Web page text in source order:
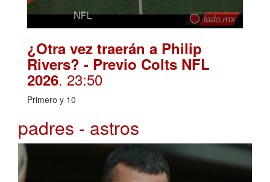
¿Otra vez traerán a Philip
Rivers? - Previo Colts NFL
2026. 23:50
Primero y 10
padres - astros